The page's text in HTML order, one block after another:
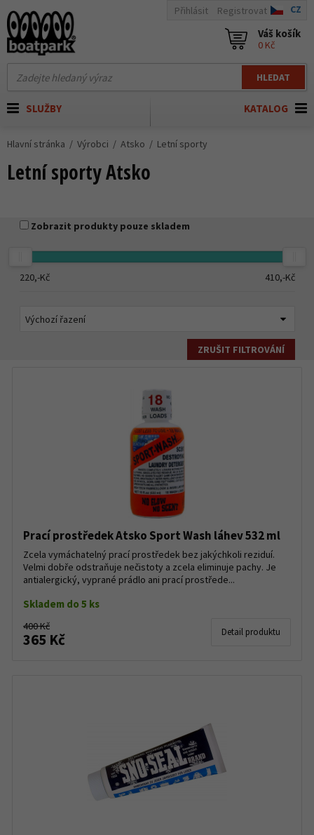
HLEDAT
Přihlásit Registrovat CZ
Váš košík
0 Kč
KATALOG
SLUŽBY
Hlavní stránka Výrobci Atsko Letní sporty
Letní sporty Atsko
Zobrazit produkty pouze skladem
220,-Kč 410,-Kč
ZRUŠIT FILTROVÁNÍ
Prací prostředek Atsko Sport Wash láhev 532 ml
Zcela vymáchatelný prací prostředek bez jakýchkoli reziduí.
Velmi dobře odstraňuje nečistoty a zcela eliminuje pachy. Je
antialergický, vyprané prádlo ani prací prostřede...
Skladem do 5 ks
400 Kč
365 Kč Detail produktu